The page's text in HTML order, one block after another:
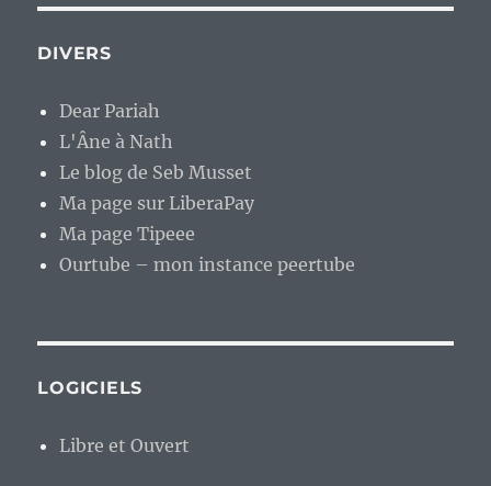
DIVERS
Dear Pariah
L'Âne à Nath
Le blog de Seb Musset
Ma page sur LiberaPay
Ma page Tipeee
Ourtube – mon instance peertube
LOGICIELS
Libre et Ouvert